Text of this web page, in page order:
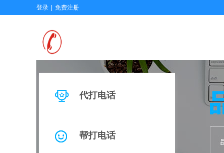
代打电话
帮打电话
登录 免费注册